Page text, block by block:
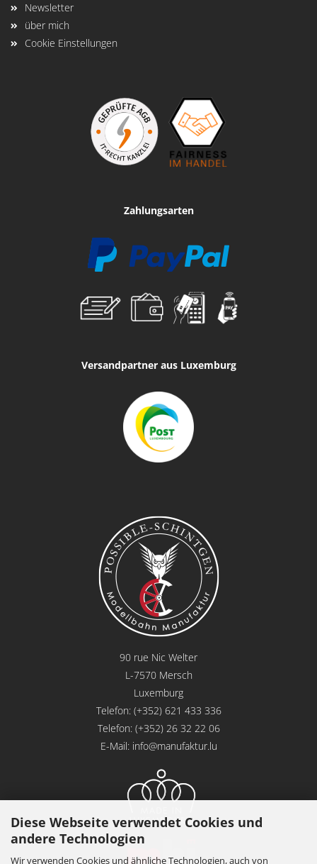
Diese Webseite verwendet Cookies und
andere Technologien
Wir verwenden Cookies und ähnliche Technologien, auch von
Newsletter
über mich
Cookie Einstellungen
Zahlungsarten
Versandpartner aus Luxemburg
90 rue Nic Welter
L-7570 Mersch
Luxemburg
Telefon: (+352) 621 433 336
Telefon: (+352) 26 32 22 06
E-Mail: info@manufaktur.lu